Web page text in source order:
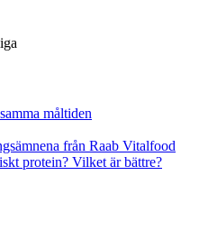
måltiden
från Raab Vitalfood
protein? Vilket är bättre?